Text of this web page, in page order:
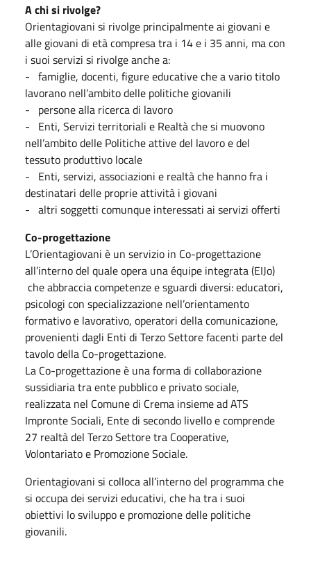
A chi si rivolge?
Orientagiovani si rivolge principalmente ai giovani e
alle giovani di età compresa tra i 14 e i 35 anni, ma con
i suoi servizi si rivolge anche a:
- famiglie, docenti, figure educative che a vario titolo
lavorano nell’ambito delle politiche giovanili
- persone alla ricerca di lavoro
- Enti, Servizi territoriali e Realtà che si muovono
nell’ambito delle Politiche attive del lavoro e del
tessuto produttivo locale
- Enti, servizi, associazioni e realtà che hanno fra i
destinatari delle proprie attività i giovani
- altri soggetti comunque interessati ai servizi offerti
Co-progettazione
L’Orientagiovani è un servizio in Co-progettazione
all’interno del quale opera una équipe integrata (EIJo)
che abbraccia competenze e sguardi diversi: educatori,
psicologi con specializzazione nell’orientamento
formativo e lavorativo, operatori della comunicazione,
provenienti dagli Enti di Terzo Settore facenti parte del
tavolo della Co-progettazione.
La Co-progettazione è una forma di collaborazione
sussidiaria tra ente pubblico e privato sociale,
realizzata nel Comune di Crema insieme ad ATS
Impronte Sociali, Ente di secondo livello e comprende
27 realtà del Terzo Settore tra Cooperative,
Volontariato e Promozione Sociale.
Orientagiovani si colloca all’interno del programma che
si occupa dei servizi educativi, che ha tra i suoi
obiettivi lo sviluppo e promozione delle politiche
giovanili.